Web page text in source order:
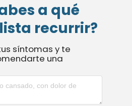
a qué
recurrir?
síntomas y te
una